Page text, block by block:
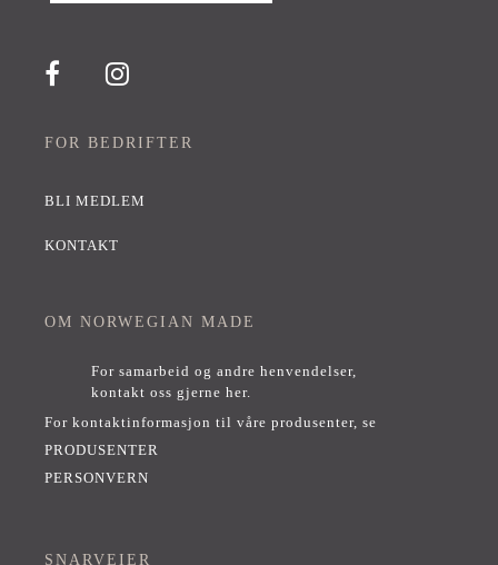
FOR BEDRIFTER
BLI MEDLEM
KONTAKT
OM NORWEGIAN MADE
For samarbeid og andre henvendelser,
kontakt oss gjerne her.
For kontaktinformasjon til våre produsenter, se
PRODUSENTER
PERSONVERN
SNARVEIER